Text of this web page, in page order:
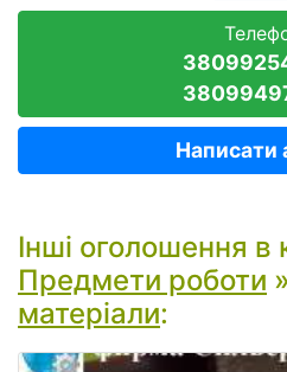
Написати
Інші оголошення в
Предмети роботи »
матеріали: